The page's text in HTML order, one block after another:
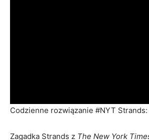
Codzienne rozwiązanie #NYT
Zagadka Strands z The New York